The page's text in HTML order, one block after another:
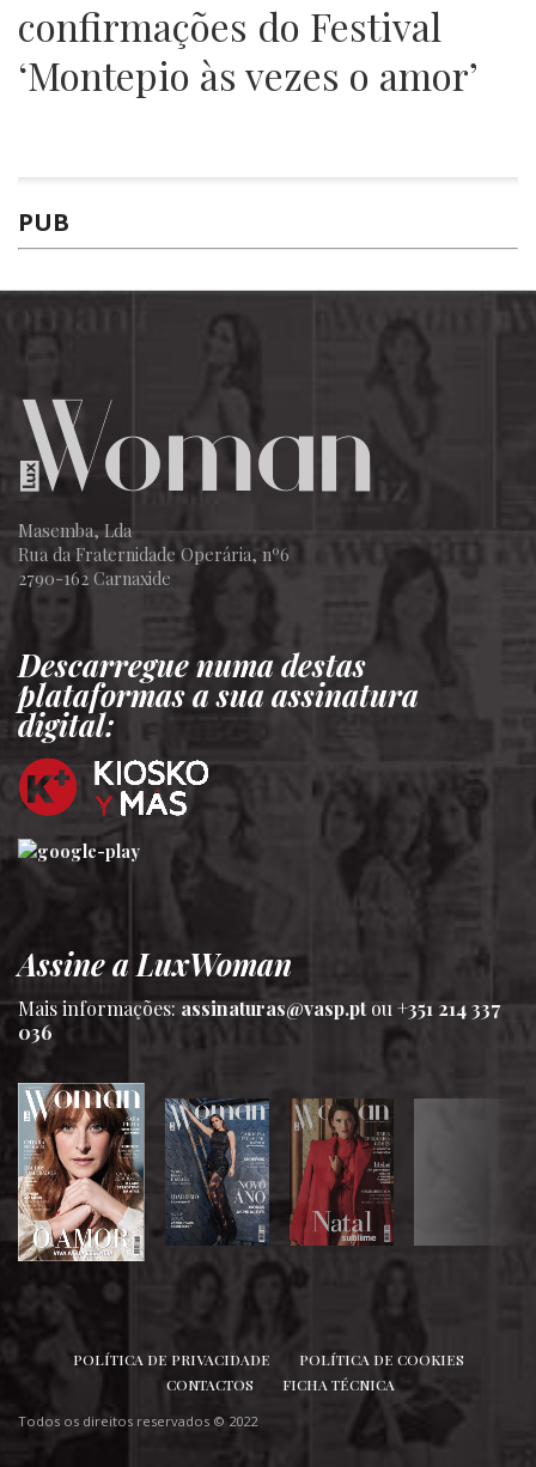
SIGA-NOS
confirmações do Festival
‘Montepio às vezes o amor’
PUB
Masemba, Lda
Rua da Fraternidade Operária, nº6
2790-162 Carnaxide
Descarregue numa destas
plataformas a sua assinatura
digital:
Assine a LuxWoman
Mais informações:assinaturas@vasp.ptou +351 214 337
036
POLÍTICA DE PRIVACIDADE
POLÍTICA DE COOKIES
CONTACTOS
FICHA TÉCNICA
Todos os direitos reservados © 2022